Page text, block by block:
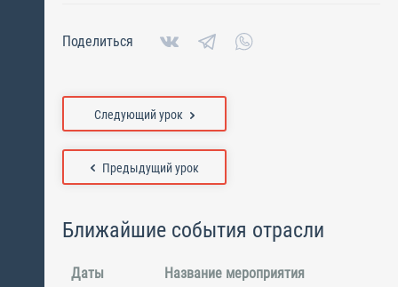
Поделиться
Предыдущий урок
Следующий урок
Ближайшие события отрасли
Даты Название мероприятия